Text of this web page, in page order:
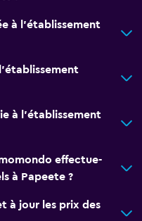
à l'établissement
à l'établissement
effectue-
à Papeete ?
à jour les prix des